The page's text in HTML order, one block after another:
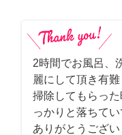
2時間でお風呂、
麗にして頂き有
掃除してもらっ
っかりと落ちて
ありがとうござ